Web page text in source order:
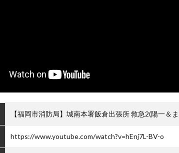
【福岡市消防局】城南本署飯倉出張所 救急2(陽一＆
https://www.youtube.com/watch?v=hEnj7L-BV-o